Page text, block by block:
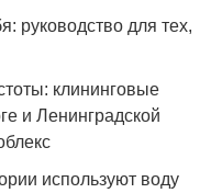
руководство для тех,
клининговые
и Ленинградской
используют воду